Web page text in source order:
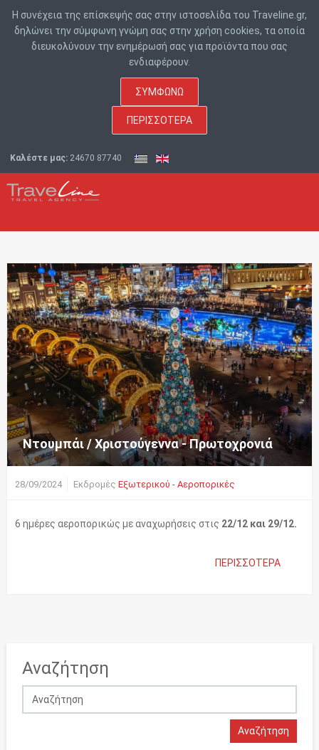
Η συνέχεια της επίσκεψής σας στην ιστοσελίδα του Traveline.gr,
δηλώνει την σύμφωνη γνώμη σας στην χρήση cookies, τα οποία
διευκολύνουν την ενημέρωσή σας για προϊόντα που σας
ενδιαφέρουν.
ΣΥΜΦΩΝΏ
ΠΕΡΙΣΣΌΤΕΡΑ
Καλέστε μας: 24670 87740
Ντουμπάι / Χριστούγεννα - Πρωτοχρονιά
28/09/2024 Εκδρομές Εξωτερικού - Αεροπορικές
6 ημέρες αεροπορικώς με αναχωρήσεις στις 22/12 και 29/12.
ΠΕΡΙΣΣΌΤΕΡΑ
Αναζήτηση